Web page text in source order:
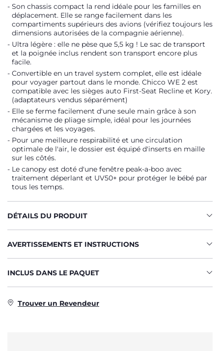
Son chassis compact la rend idéale pour les familles en
déplacement. Elle se range facilement dans les
compartiments supérieurs des avions (vérifiez toujours les
dimensions autorisées de la compagnie aérienne).
Ultra légère : elle ne pèse que 5,5 kg ! Le sac de transport
et la poignée inclus rendent son transport encore plus
facile.
Convertible en un travel system complet, elle est idéale
pour voyager partout dans le monde. Chicco WE 2 est
compatible avec les sièges auto First-Seat Recline et Kory.
(adaptateurs vendus séparément)
Elle se ferme facilement d'une seule main grâce à son
mécanisme de pliage simple, idéal pour les journées
chargées et les voyages.
Pour une meilleure respirabilité et une circulation
optimale de l'air, le dossier est équipé d'inserts en maille
sur les côtés.
Le canopy est doté d'une fenêtre peak-a-boo avec
traitement déperlant et UV50+ pour protéger le bébé par
tous les temps.
DÉTAILS DU PRODUIT
AVERTISSEMENTS ET INSTRUCTIONS
INCLUS DANS LE PAQUET
Trouver un Revendeur